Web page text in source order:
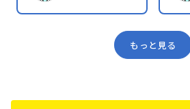
もっと見る